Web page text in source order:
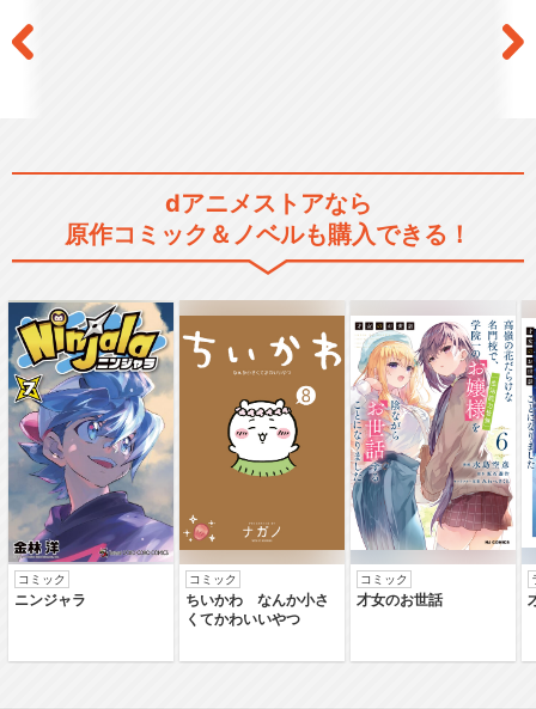
イナズマイレブン アレスの天
秤
イナズマイレブン オリオンの
刻印
劇場版イナズマイレブン 最強
軍団オーガ襲来
劇場版イナズマイレブンＧ
dアニメストアなら
原作コミック＆ノベルも購入できる！
コミック
ニンジャラ
コミック
ちいかわ なんか小さ
くてかわいいやつ
コミック
才女のお世話